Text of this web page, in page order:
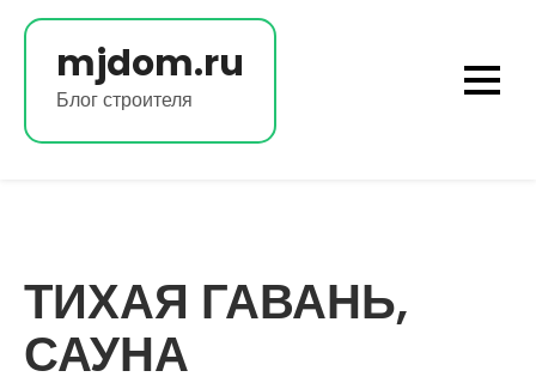
Перейти
содержимомуmjdom.ru
Блог строителя
ТИХАЯ ГАВАНЬ,
САУНА